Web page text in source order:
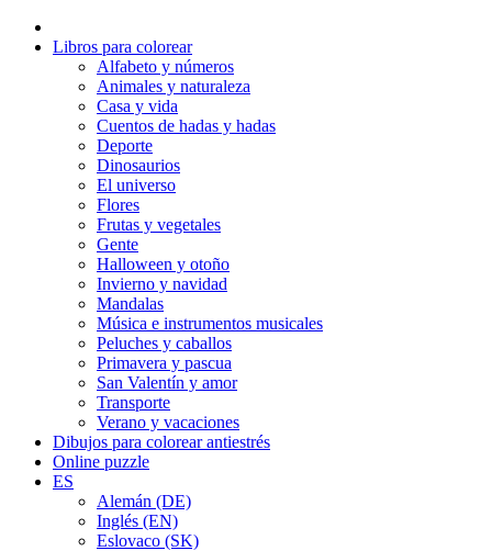
Libros para colorear
Alfabeto y números
Animales y naturaleza
Casa y vida
Cuentos de hadas y hadas
Deporte
Dinosaurios
El universo
Flores
Frutas y vegetales
Gente
Halloween y otoño
Invierno y navidad
Mandalas
Música e instrumentos musicales
Peluches y caballos
Primavera y pascua
San Valentín y amor
Transporte
Verano y vacaciones
Dibujos para colorear antiestrés
Online puzzle
ES
Alemán (DE)
Inglés (EN)
Eslovaco (SK)